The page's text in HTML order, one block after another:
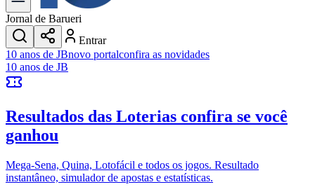
Dia a Dia & Lazer
Transportes
Gastronomia
Cinema & Shows
JogosNovo
Anuncie no Portal
Cadastrar Empresa
Divulgar Vagas
Política
Jornal de Barueri
Entrar
10 anos de JBnovo portalconfira as novidades
10 anos de JB
Resultados das Loterias confira se você
ganhou
Mega-Sena, Quina, Lotofácil e todos os jogos. Resultado
instantâneo, simulador de apostas e estatísticas.